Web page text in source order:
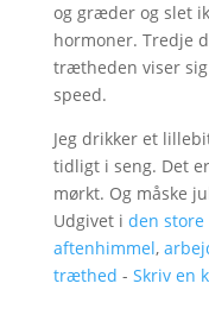
og græder og slet
hormoner. Tredje
trætheden viser
speed.
Jeg drikker et
tidligt i seng. Det
mørkt. Og måske
Udgivet i den store
aftenhimmel,
træthed - Skriv en